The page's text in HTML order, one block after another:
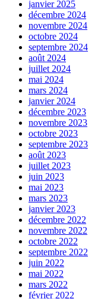
janvier 2025
décembre 2024
novembre 2024
octobre 2024
septembre 2024
août 2024
juillet 2024
mai 2024
mars 2024
janvier 2024
décembre 2023
novembre 2023
octobre 2023
septembre 2023
août 2023
juillet 2023
juin 2023
mai 2023
mars 2023
janvier 2023
décembre 2022
novembre 2022
octobre 2022
septembre 2022
juin 2022
mai 2022
mars 2022
février 2022